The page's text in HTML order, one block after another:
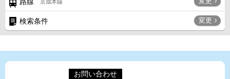
路線 京成本線
検索条件 変更
お問い合わせ